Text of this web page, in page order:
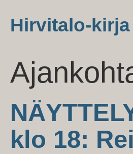
Hirvitalo-
klo 18: